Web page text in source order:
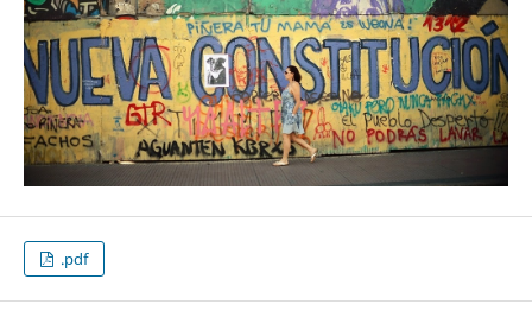
.pdf